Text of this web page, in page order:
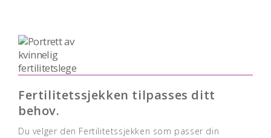
Fertilitetssjekken tilpasses ditt
behov.
Du velger den Fertilitetssjekken som passer din